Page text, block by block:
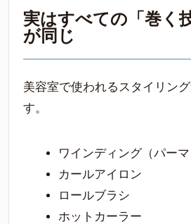
実はすべての「巻く
が同じ
美容室で使われるスタイリン
す。
ワインディング（パーマ
カールアイロン
ロールブラシ
ホットカーラー